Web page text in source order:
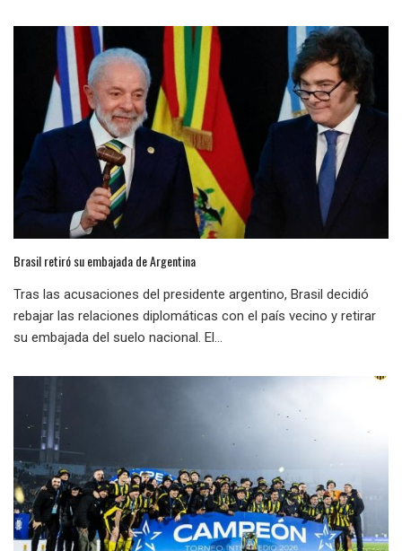
Brasil retiró su embajada de Argentina
Tras las acusaciones del presidente argentino, Brasil decidió
rebajar las relaciones diplomáticas con el país vecino y retirar
su embajada del suelo nacional. El...